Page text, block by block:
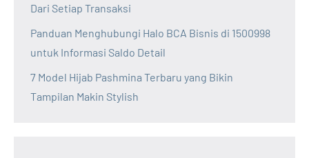
Dari Setiap Transaksi
Panduan Menghubungi Halo BCA Bisnis di 1500998
untuk Informasi Saldo Detail
7 Model Hijab Pashmina Terbaru yang Bikin
Tampilan Makin Stylish